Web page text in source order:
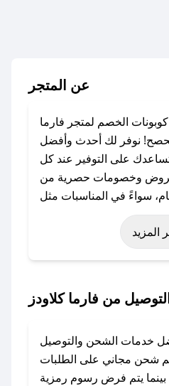
عن المتجر
الخصم لمتجر فارما
نوفر لك أحدث وأفضل
على التوفير عند كل
وخصومات حصرية من
سواءً في المناسبات مثل
الجمعة البيضاء (شهر
الوطني، يوم التأسيس، أو
حتى عروض خاصة أخرى.
يمكنك العثور بسهولة على
تويتر أو البريد الإلكتروني
لإضافته بسرعة.
المزيد
من فارما كلاودز
خدمات الشحن والتوصيل
شحن مجاني على الطلبات
بينما يتم فرض رسوم رمزية